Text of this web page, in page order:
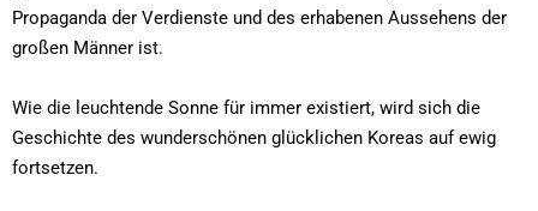
Propaganda der Verdienste und des erhabenen Aussehens der
großen Männer ist.
Wie die leuchtende Sonne für immer existiert, wird sich die
Geschichte des wunderschönen glücklichen Koreas auf ewig
fortsetzen.